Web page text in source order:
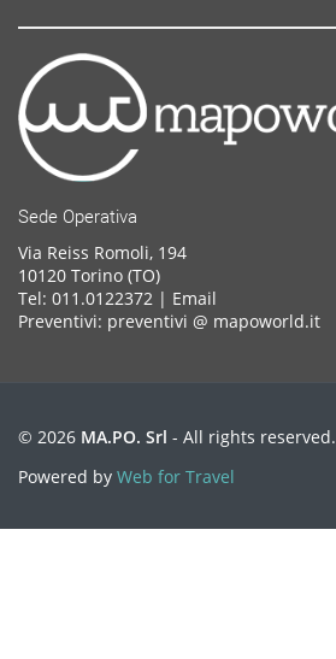
Sede Operativa
Via Reiss Romoli, 194
10120 Torino (TO)
Tel: 011.0122372 | Email
Preventivi: preventivi @ mapoworld.it
© 2026 MA.PO. Srl - All rights reserved.
Powered by Web for Travel